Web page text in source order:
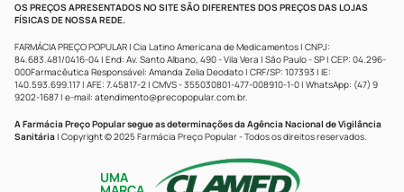
OS PREÇOS APRESENTADOS NO SITE SÃO DIFERENTES DOS PREÇOS DAS LOJAS
FÍSICAS DE NOSSA REDE.
FARMÁCIA PREÇO POPULAR | Cia Latino Americana de Medicamentos | CNPJ:
84.683.481/0416-04 | End: Av. Santo Albano, 490 - Vila Vera | São Paulo - SP | CEP: 04.296-
000Farmacêutica Responsável: Amanda Zelia Deodato | CRF/SP: 107393 | IE:
140.593.699.117 | AFE: 7.45817-2 | CMVS - 355030801-477-008910-1-0 | WhatsApp: (47) 9
9202-1687 | e-mail: atendimento@precopopular.com.br.
A Farmácia Preço Popular segue as determinações da Agência Nacional de Vigilância
Sanitária | Copyright © 2025 Farmácia Preço Popular - Todos os direitos reservados.
UMA